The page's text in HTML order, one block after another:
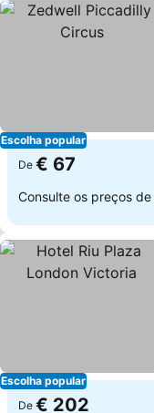
Escolha popular
De € 67
Consulte os preços de
Escolha popular
De € 202